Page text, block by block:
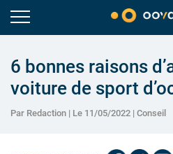
6 bonnes raisons
voiture de sport
Par Redaction | Le 11/05/2022 | Conseil